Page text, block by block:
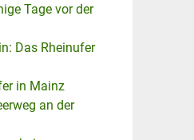
Tage vor der
Das Rheinufer
in Mainz
an der